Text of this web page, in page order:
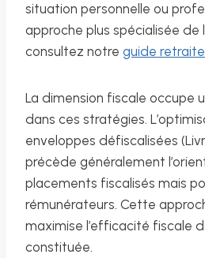
situation personnelle ou
approche plus spécialisée de
consultez notre guide
La dimension fiscale occupe
dans ces stratégies.
enveloppes défiscalisées
précède généralement
placements fiscalisés mais
rémunérateurs. Cette
maximise l’efficacité fiscale
constituée.